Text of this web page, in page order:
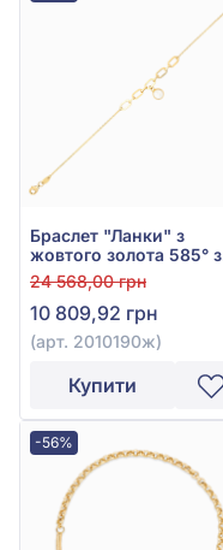
Браслет "Ланки" з
жовтого золота 585° з
Перламутром, арт.
2010190ж
24 568,00 грн
10 809,92 грн
(арт. 2010190ж)
Купити
-56%